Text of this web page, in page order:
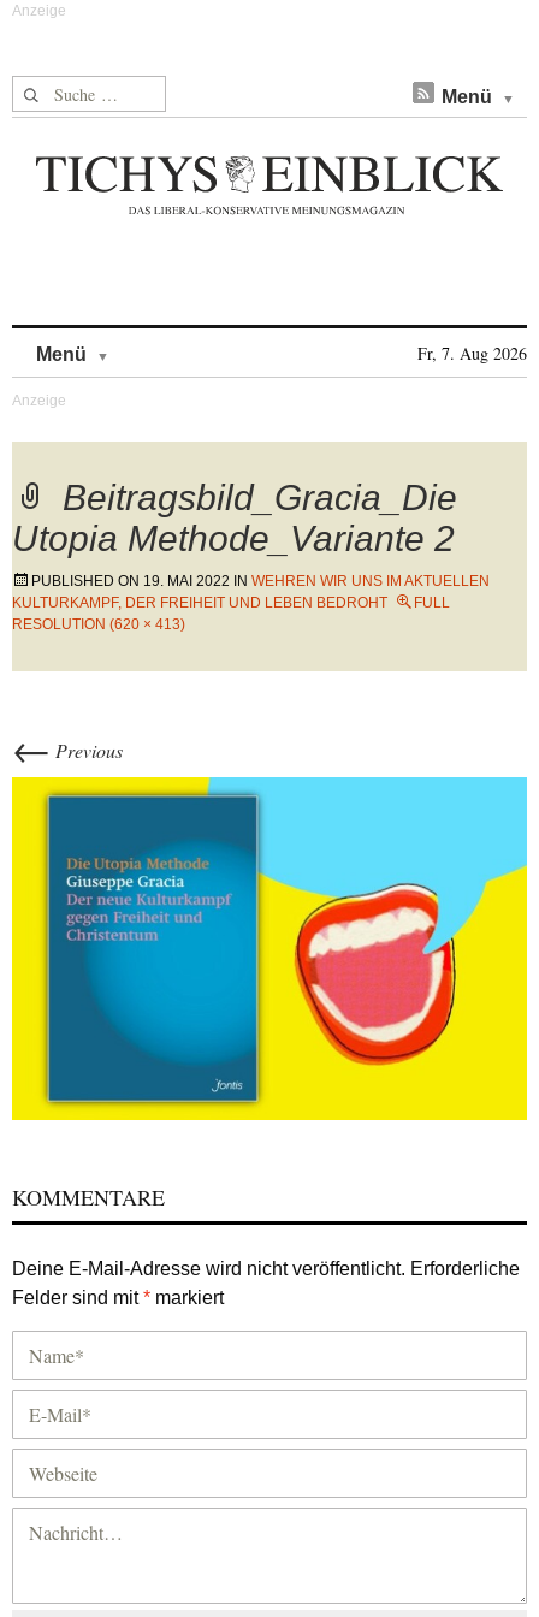
Suche nach: Menü
Menü Fr, 7. Aug 2026
Beitragsbild_Gracia_Die
Utopia Methode_Variante 2
PUBLISHED ON 19. MAI 2022 IN WEHREN WIR UNS IM AKTUELLEN
KULTURKAMPF, DER FREIHEIT UND LEBEN BEDROHT
FULL
RESOLUTION (620 × 413)
← Previous
KOMMENTARE
Deine E-Mail-Adresse wird nicht veröffentlicht. Erforderliche
Felder sind mit* markiert